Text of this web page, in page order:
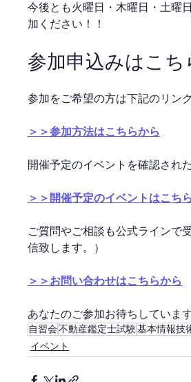
今後とも火曜日・木曜日・土曜
加ください！！
参加申込みはこち
参加をご希望の方は下記のリン
＞＞参加方法はこちらから
開催予定のイベントを確認され
＞＞開催予定のイベントはこち
ご質問やご相談も公式ラインで
信致します。）
＞＞お問い合わせはこちらから
あなたのご参加お待ちしていま
自習会不動産鑑定士試験基本情報技
イベント